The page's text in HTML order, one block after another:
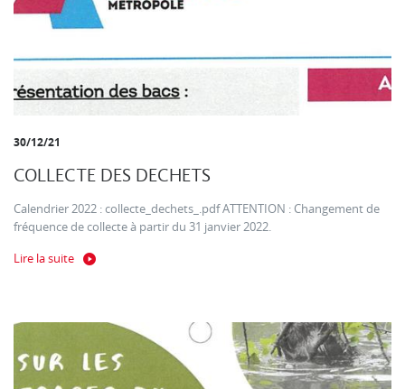
30/12/21
COLLECTE DES DECHETS
Calendrier 2022 : collecte_dechets_.pdf ATTENTION : Changement de
fréquence de collecte à partir du 31 janvier 2022.
Lire la suite